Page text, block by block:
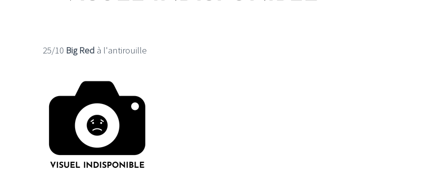
25/10 Big Red à l'antirouille